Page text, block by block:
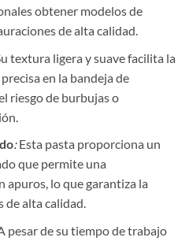
obtener modelos de
de alta calidad.
textura ligera y suave facilita la
en la bandeja de
riesgo de burbujas o
:Esta pasta proporciona un
que permite una
apuros, lo que garantiza la
de alta calidad.
pesar de su tiempo de trabajo